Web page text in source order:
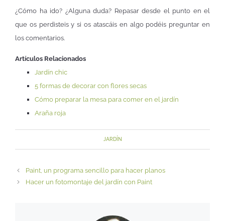
¿Cómo ha ido? ¿Alguna duda? Repasar desde el punto en el
que os perdisteis y si os atascáis en algo podéis preguntar en
los comentarios.
Artículos Relacionados
Jardín chic
5 formas de decorar con flores secas
Cómo preparar la mesa para comer en el jardín
Araña roja
JARDÍN
Paint, un programa sencillo para hacer planos
Hacer un fotomontaje del jardín con Paint